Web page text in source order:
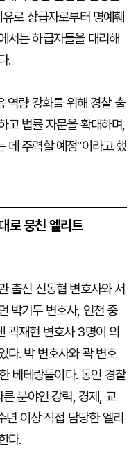
로 상급자로부터 명예훼
서는 하급자들을 대리해
.
역량 강화를 위해 경찰 출
고 법률 자문을 확대하며,
데 주력할 예정"이라고 했
로 뭉친 엘리트
출신 신동협 변호사와 서
박기두 변호사, 인천 중
곽재현 변호사 3명이 의
다. 박 변호사와 곽 변호
베테랑들이다. 동인 경찰
분야인 강력, 경제, 교
년 이상 직접 담당한 엘리
다.